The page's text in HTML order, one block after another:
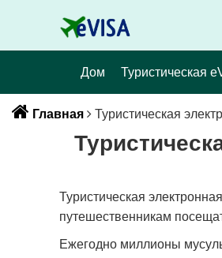
Дом Туристическая
Главная Туристическая
Туристическая
путешественникам
Ежегодно миллионы